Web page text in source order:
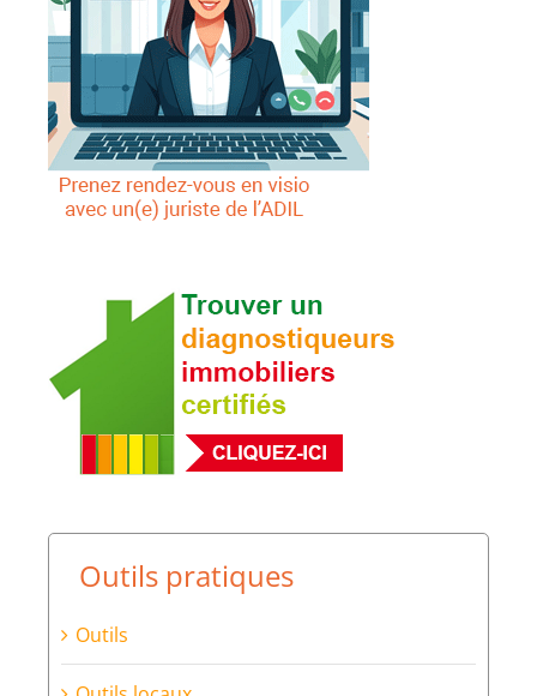
Outils pratiques
Outils